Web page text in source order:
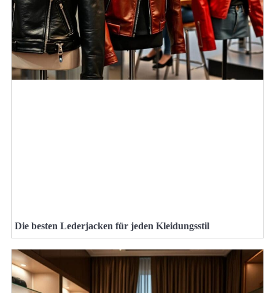
Die besten Lederjacken für jeden Kleidungsstil